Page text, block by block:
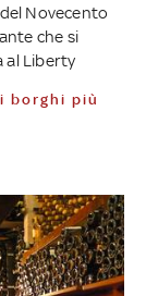
Novecento
che si
al Liberty